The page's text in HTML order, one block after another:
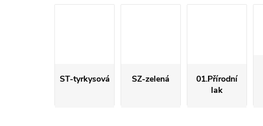
ST-tyrkysová SZ-zelená
01.Přírodní
lak